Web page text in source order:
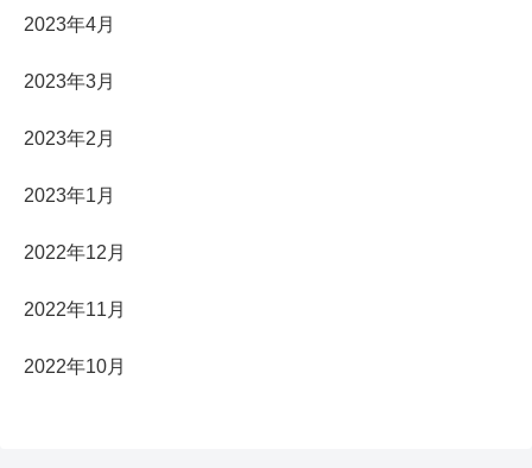
2023年4月
2023年3月
2023年2月
2023年1月
2022年12月
2022年11月
2022年10月